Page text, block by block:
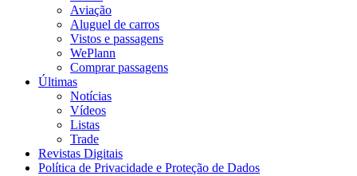
Aviação
Aluguel de carros
Vistos e passagens
WePlann
Comprar passagens
Últimas
Notícias
Vídeos
Listas
Trade
Revistas Digitais
Política de Privacidade e Proteção de Dados